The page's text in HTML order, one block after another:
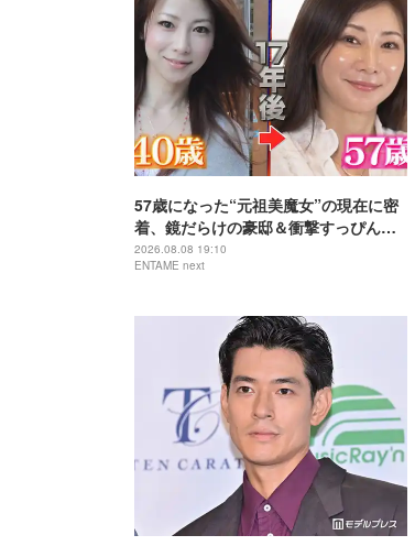
57歳になった“元祖美魔女”の現在に密
着、鏡だらけの豪邸＆衝撃すっぴん姿
を披露
2026.08.08 19:10
ENTAME next